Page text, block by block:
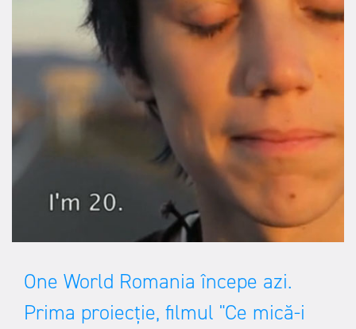
One World Romania începe azi.
Prima proiecție, filmul "Ce mică-i